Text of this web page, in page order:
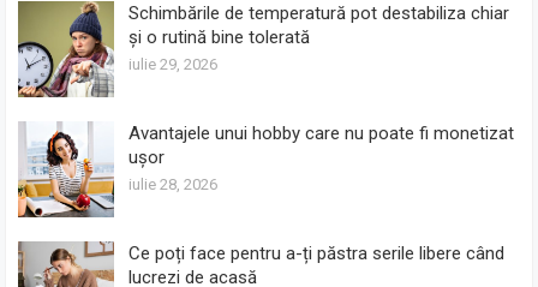
Schimbările de temperatură pot destabiliza chiar
și o rutină bine tolerată
iulie 29, 2026
Avantajele unui hobby care nu poate fi monetizat
ușor
iulie 28, 2026
Ce poți face pentru a-ți păstra serile libere când
lucrezi de acasă